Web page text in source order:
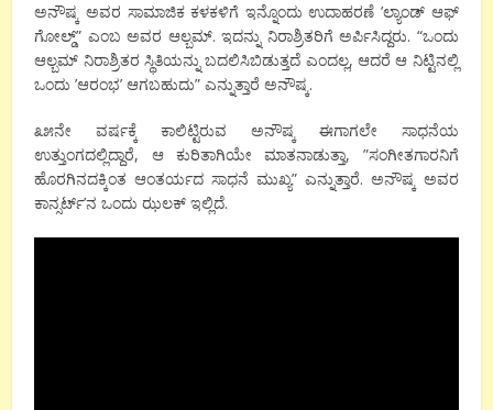
ಅನೌಷ್ಕ ಅವರ ಸಾಮಾಜಿಕ ಕಳಕಳಿಗೆ ಇನ್ನೊಂದು ಉದಾಹರಣೆ ’ಲ್ಯಾಂಡ್ ಆಫ್
ಗೋಲ್ಡ್” ಎಂಬ ಅವರ ಆಲ್ಬಮ್. ಇದನ್ನು ನಿರಾಶ್ರಿತರಿಗೆ ಅರ್ಪಿಸಿದ್ದರು. “ಒಂದು
ಆಲ್ಬಮ್ ನಿರಾಶ್ರಿತರ ಸ್ಥಿತಿಯನ್ನು ಬದಲಿಸಿಬಿಡುತ್ತದೆ ಎಂದಲ್ಲ, ಆದರೆ ಆ ನಿಟ್ಟಿನಲ್ಲಿ
ಒಂದು ’ಆರಂಭ’ ಆಗಬಹುದು” ಎನ್ನುತ್ತಾರೆ ಅನೌಷ್ಕ.
೩೫ನೇ ವರ್ಷಕ್ಕೆ ಕಾಲಿಟ್ಟಿರುವ ಅನೌಷ್ಕ ಈಗಾಗಲೇ ಸಾಧನೆಯ
ಉತ್ತುಂಗದಲ್ಲಿದ್ದಾರೆ, ಆ ಕುರಿತಾಗಿಯೇ ಮಾತನಾಡುತ್ತಾ, ”ಸಂಗೀತಗಾರನಿಗೆ
ಹೊರಗಿನದಕ್ಕಿಂತ ಆಂತರ್ಯದ ಸಾಧನೆ ಮುಖ್ಯ” ಎನ್ನುತ್ತಾರೆ. ಅನೌಷ್ಕ ಅವರ
ಕಾನ್ಸರ್ಟ್’ನ ಒಂದು ಝಲಕ್ ಇಲ್ಲಿದೆ.